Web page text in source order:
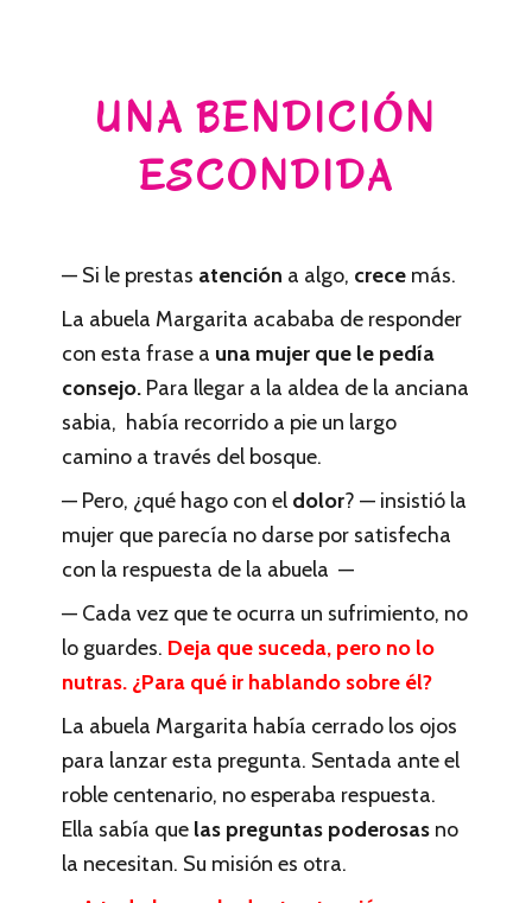
UNA BENDICIÓN
ESCONDIDA
— Si le prestas atención a algo, crece más.
La abuela Margarita acababa de responder
con esta frase a una mujer que le pedía
consejo. Para llegar a la aldea de la anciana
sabia, había recorrido a pie un largo
camino a través del bosque.
— Pero, ¿qué hago con el dolor? — insistió la
mujer que parecía no darse por satisfecha
con la respuesta de la abuela —
— Cada vez que te ocurra un sufrimiento, no
lo guardes. Deja que suceda, pero no lo
nutras. ¿Para qué ir hablando sobre él?
La abuela Margarita había cerrado los ojos
para lanzar esta pregunta. Sentada ante el
roble centenario, no esperaba respuesta.
Ella sabía que las preguntas poderosas no
la necesitan. Su misión es otra.